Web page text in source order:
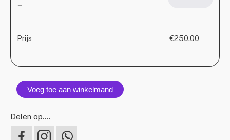
—
Prijs
—
€250.00
Voeg toe aan winkelmand
Delen op….